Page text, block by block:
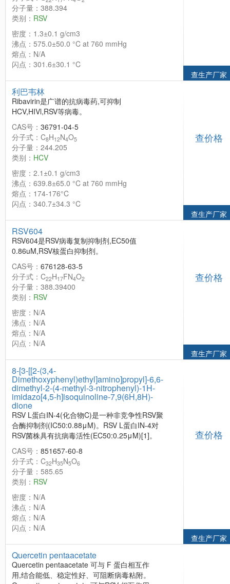
分子量：388.394
类别： RSV
密度：1.3±0.1 g/cm3
沸点：575.0±50.0 °C at 760 mmHg
熔点：N/A
闪点：301.6±30.1 °C
查生产厂家
利巴韦林
Ribavirin是广谱的抗病毒药,可抑制
HCV,HIVl,RSV等病毒。
CAS号： 36791-04-5
分子式：C8H12N4O5
分子量：244.205
类别： HCV
密度：2.1±0.1 g/cm3
沸点：639.8±65.0 °C at 760 mmHg
熔点：174-176°C
闪点：340.7±34.3 °C
查价格
查生产厂家
RSV604
RSV604是RSV病毒复制抑制剂,EC50值
0.86uM,RSV核蛋白抑制剂。
CAS号： 676128-63-5
分子式：C22H17FN4O2
分子量：388.39400
类别： RSV
密度：N/A
沸点：N/A
熔点：N/A
闪点：N/A
查价格
查生产厂家
8-[3-[[2-(3,4-
Dimethoxyphenyl)ethyl]amino]propyl]-6,6-
dimethyl-2-(4-methyl-3-nitrophenyl)-1H-
imidazo[4,5-h]isoquinoline-7,9(6H,8H)-
dione
RSV L蛋白IN-4(化合物C)是一种非竞争性RSV聚
合酶抑制剂(IC50:0.88μM)。RSV L蛋白IN-4对
RSV菌株具有抗病毒活性(EC50:0.25μM)[1]。
CAS号： 851657-60-8
分子式：C32H35N5O6
分子量：585.65
类别： RSV
密度：N/A
沸点：N/A
熔点：N/A
闪点：N/A
查价格
查生产厂家
Quercetin pentaacetate
Quercetin pentaacetate 可与 F 蛋白相互作
用,结合能低、稳定性好、可阻断病毒粘附。